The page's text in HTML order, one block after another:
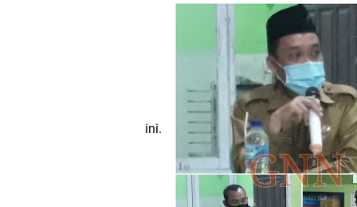
Ponpes Himmatul
Wates Husada
RT 03 RW 01 Patra
ini.